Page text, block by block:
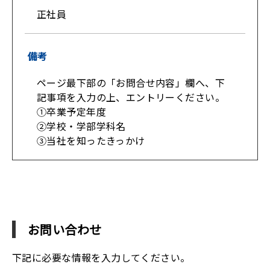
正社員
備考
ページ最下部の「お問合せ内容」欄へ、下
記事項を入力の上、エントリーください。
①卒業予定年度
②学校・学部学科名
③当社を知ったきっかけ
お問い合わせ
下記に必要な情報を入力してください。